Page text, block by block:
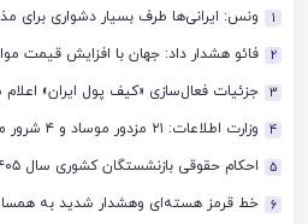
1 ونس: ایرانی‌ها طرف بسیار دشواری برای
2 فائو هشدار داد: جهان با افزایش قیمت
3 جزئیات فعال‌سازی «کیف پول ایران»
4 وزارت اطلاعات: ۲۱ مزدور موساد و ۴ شرور مسلح در کرمان بازداشت شدند
5 احکام حقوقی بازنشستگان کشوری سال ۱۴۰۵ اصلاح شد
6 خط قرمز هسته‌ای وهشدار شدید به